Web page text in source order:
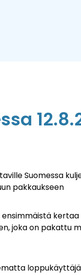
Suomessa
pakkaukseen
kertaa
joka on pakattu